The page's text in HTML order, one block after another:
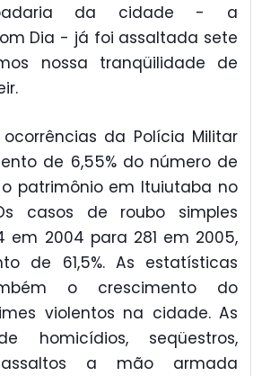
da cidade - a
Dia - já foi assaltada sete
nossa tranqüilidade de
da Polícia Militar
de 6,55% do número de
patrimônio em Ituiutaba no
casos de roubo simples
em 2004 para 281 em 2005,
de 61,5%. As estatísticas
o crescimento do
violentos na cidade. As
homicídios, seqüestros,
a mão armada